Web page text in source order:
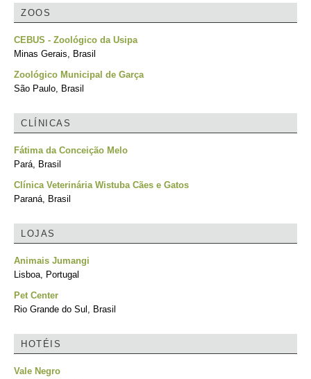
ZOOS
CEBUS - Zoológico da Usipa
Minas Gerais, Brasil
Zoológico Municipal de Garça
São Paulo, Brasil
CLÍNICAS
Fátima da Conceição Melo
Pará, Brasil
Clínica Veterinária Wistuba Cães e Gatos
Paraná, Brasil
LOJAS
Animais Jumangi
Lisboa, Portugal
Pet Center
Rio Grande do Sul, Brasil
HOTÉIS
Vale Negro